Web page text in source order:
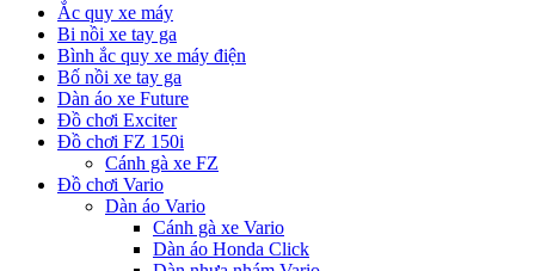
Ắc quy xe máy
Bi nồi xe tay ga
Bình ắc quy xe máy điện
Bố nồi xe tay ga
Dàn áo xe Future
Đồ chơi Exciter
Đồ chơi FZ 150i
Cánh gà xe FZ
Đồ chơi Vario
Dàn áo Vario
Cánh gà xe Vario
Dàn áo Honda Click